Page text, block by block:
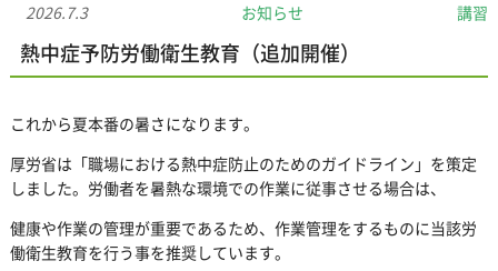
2026.7.3 お知らせ 講習
熱中症予防労働衛生教育（追加開催）
これから夏本番の暑さになります。
厚労省は「職場における熱中症防止のためのガイドライン」を策定
しました。労働者を暑熱な環境での作業に従事させる場合は、
健康や作業の管理が重要であるため、作業管理をするものに当該労
働衛生教育を行う事を推奨しています。